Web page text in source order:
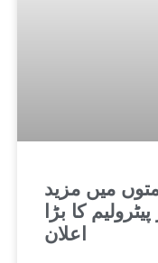
میں مزید
کا بڑا
اعلان